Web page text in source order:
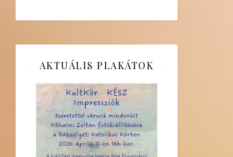
AKTUÁLIS PLAKÁTOK